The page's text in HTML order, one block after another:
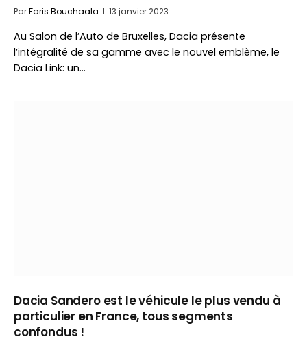
ParFaris Bouchaala 13 janvier 2023
Au Salon de l’Auto de Bruxelles, Dacia présente
l’intégralité de sa gamme avec le nouvel emblème, le
Dacia Link: un…
Dacia Sandero est le véhicule le plus vendu à
particulier en France, tous segments
confondus !